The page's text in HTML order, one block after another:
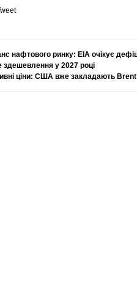
нафтового ринку: EIA очікує
здешевлення у 2027 році
ціни: США вже закладають Brent